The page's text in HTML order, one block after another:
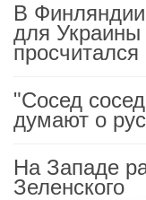
В
для Украины
просчитался
"Сосед
думают о
На Западе
Зеленского